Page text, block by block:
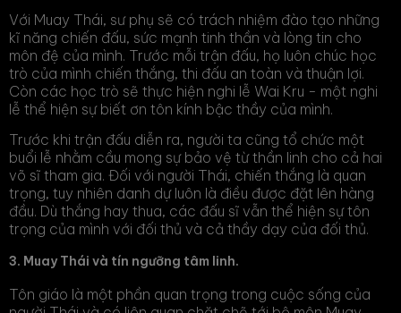
Với Muay Thái, sư phụ sẽ có trách nhiệm đào tạo những
kĩ năng chiến đấu, sức mạnh tinh thần và lòng tin cho
môn đệ của mình. Trước mỗi trận đấu, họ luôn chúc học
trò của mình chiến thắng, thi đấu an toàn và thuận lợi.
Còn các học trò sẽ thực hiện nghi lễ Wai Kru - một nghi
lễ thể hiện sự biết ơn tôn kính bậc thầy của mình.
Trước khi trận đấu diễn ra, người ta cũng tổ chức một
buổi lễ nhằm cầu mong sự bảo vệ từ thần linh cho cả hai
võ sĩ tham gia. Đối với người Thái, chiến thắng là quan
trọng, tuy nhiên danh dự luôn là điều được đặt lên hàng
đầu. Dù thắng hay thua, các đấu sĩ vẫn thể hiện sự tôn
trọng của mình với đối thủ và cả thầy dạy của đối thủ.
3. Muay Thái và tín ngưỡng tâm linh.
Tôn giáo là một phần quan trọng trong cuộc sống của